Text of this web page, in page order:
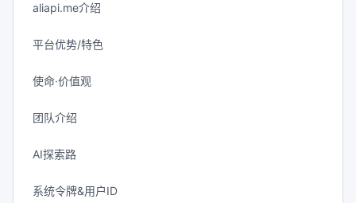
aliapi.me介绍
平台优势/特色
使命·价值观
团队介绍
AI探索路
系统令牌&用户ID